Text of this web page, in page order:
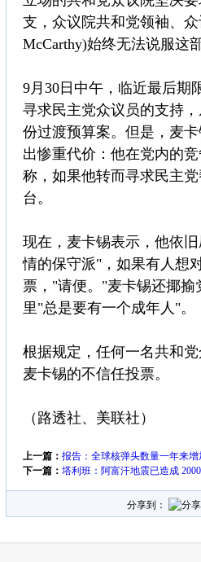
支，众议院共和党领袖、
McCarthy)始终无法说服这
9月30日中午，临近最后期
寻求民主党众议员的支持
份过渡预算案。但是，麦
出惨重代价：他在党内的
称，如果他转而寻求民主
台。
现在，麦卡锡表示，他依
情的保守派"，如果有人想
票，"请便。"麦卡锡还揶揄
里"总是要有一个成年人"。
根据规定，任何一名共和
麦卡锡的不信任投票。
（路透社、美联社）
上一篇： 报告：全球核弹头数量一年来增
下一篇： 塔利班：阿富汗地震已造成
分享到：